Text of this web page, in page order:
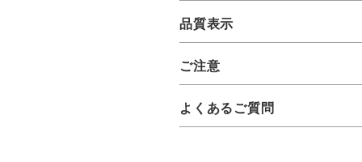
品質表示
ご注意
よくあるご質問